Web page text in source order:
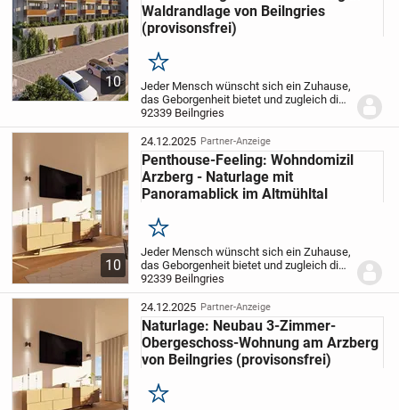
- Änderungen der Grundrisse nach individuellen
Vorstellungen nach Absprache möglich!
- nutzen Sie bei Kapitalanlage unseren kostenfreien
VERMIETER-KOMPLETT-SERVICE!
- wir helfen Ihnen auch gerne bei Ihre Finanzierung!
- auch bei allen anderen Fragen stehen wir Ihnen gerne zur
Verfügung!
Für weitere Informationen oder ausführliches Exposé
wenden Sie sich bitte tel. an Herrn Claudius Mitzam unter
08461/70238 oder senden uns unter info@immobilien-
mitzam.de eine e-mail zu.
10
Waldrandlage von Beilngries
(provisonsfrei)
Merken
Jeder Mensch wünscht sich ein Zuhause,
das Geborgenheit bietet und zugleich die
Annehmlichkeiten des städtischen
Lebens zugänglich macht.Mit unserem
neuen Bauvorhaben ZUHAUSE AM
ARZBERG in Beilngries...
92339 Beilngries
10
24.12.2025 Partner-Anzeige
Penthouse-Feeling: Wohndomizil
Arzberg - Naturlage mit
Panoramablick im Altmühltal
Merken
Jeder Mensch wünscht sich ein Zuhause,
das Geborgenheit bietet und zugleich die
Annehmlichkeiten des städtischen
Lebens zugänglich macht.Mit unserem
neuen Bauvorhaben ZUHAUSE AM
ARZBERG in Beilngries...
92339 Beilngries
24.12.2025 Partner-Anzeige
Naturlage: Neubau 3-Zimmer-
Obergeschoss-Wohnung am Arzberg
von Beilngries (provisonsfrei)
Merken